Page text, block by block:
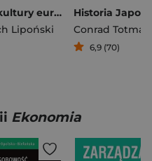
Dzieje kultury europejskiej Prehistoria - Starożytność
Lipoński
Historia
Conrad Totman
6,9 (70)
Ekonomia